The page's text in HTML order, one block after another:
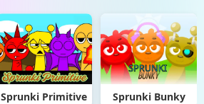
Sprunki Primitive Sprunki Bunky